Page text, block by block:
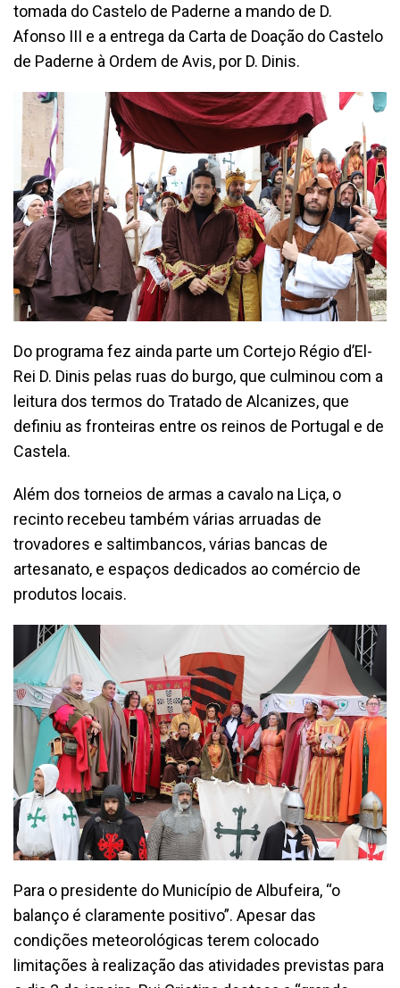
tomada do Castelo de Paderne a mando de D.
Afonso III e a entrega da Carta de Doação do Castelo
de Paderne à Ordem de Avis, por D. Dinis.
Do programa fez ainda parte um Cortejo Régio d’El-
Rei D. Dinis pelas ruas do burgo, que culminou com a
leitura dos termos do Tratado de Alcanizes, que
definiu as fronteiras entre os reinos de Portugal e de
Castela.
Além dos torneios de armas a cavalo na Liça, o
recinto recebeu também várias arruadas de
trovadores e saltimbancos, várias bancas de
artesanato, e espaços dedicados ao comércio de
produtos locais.
Para o presidente do Município de Albufeira, “o
balanço é claramente positivo”. Apesar das
condições meteorológicas terem colocado
limitações à realização das atividades previstas para